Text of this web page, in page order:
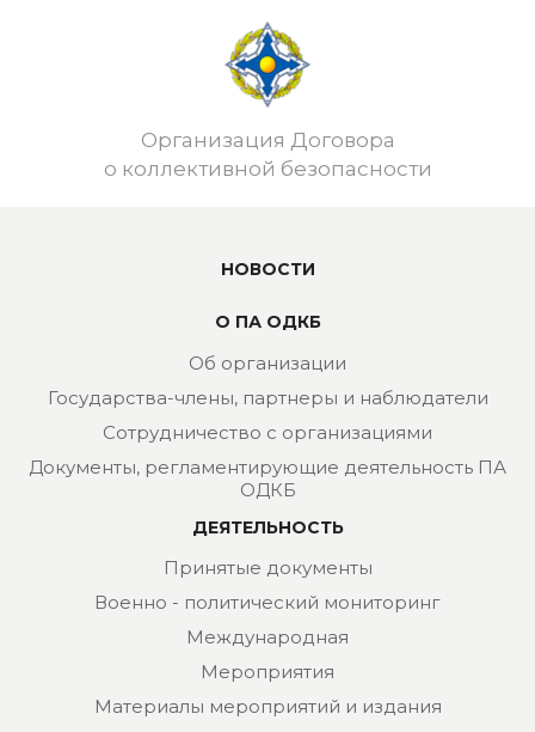
Организация Договора
о коллективной безопасности
НОВОСТИ
О ПА ОДКБ
Об организации
Государства-члены, партнеры и наблюдатели
Сотрудничество с организациями
Документы, регламентирующие деятельность ПА
ОДКБ
ДЕЯТЕЛЬНОСТЬ
Принятые документы
Военно - политический мониторинг
Международная
Мероприятия
Материалы мероприятий и издания